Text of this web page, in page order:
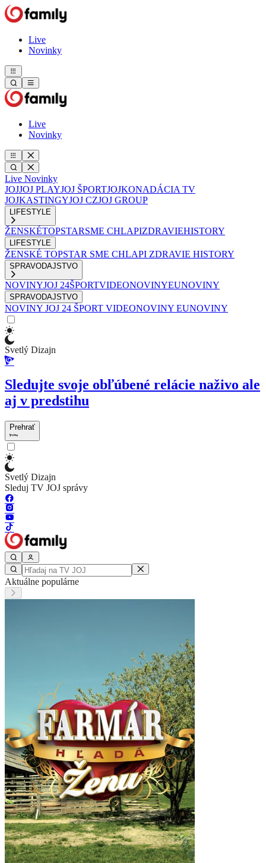
Live
Novinky
Live
Novinky
Live Novinky
JOJJOJ PLAYJOJ ŠPORTJOJKONADÁCIA TV
JOJKASTINGYJOJ CZJOJ GROUP
LIFESTYLE
ŽENSKÉTOPSTARSME CHLAPIZDRAVIEHISTORY
LIFESTYLE
ŽENSKÉ TOPSTAR SME CHLAPI ZDRAVIE HISTORY
SPRAVODAJSTVO
NOVINYJOJ 24ŠPORTVIDEONOVINYEUNOVINY
SPRAVODAJSTVO
NOVINY JOJ 24 ŠPORT VIDEONOVINY EUNOVINY
Svetlý Dizajn
Sledujte svoje obľúbené relácie naživo ale
aj v predstihu
Prehrať
Svetlý Dizajn
Sleduj TV JOJ správy
Aktuálne populárne